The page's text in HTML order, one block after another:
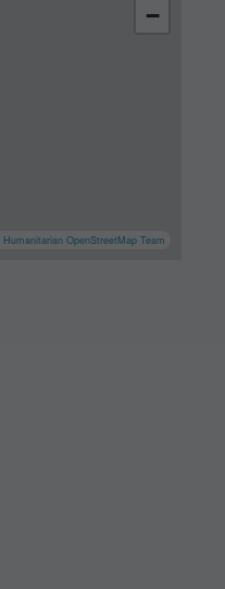
−
Humanitarian OpenStreetMap Team